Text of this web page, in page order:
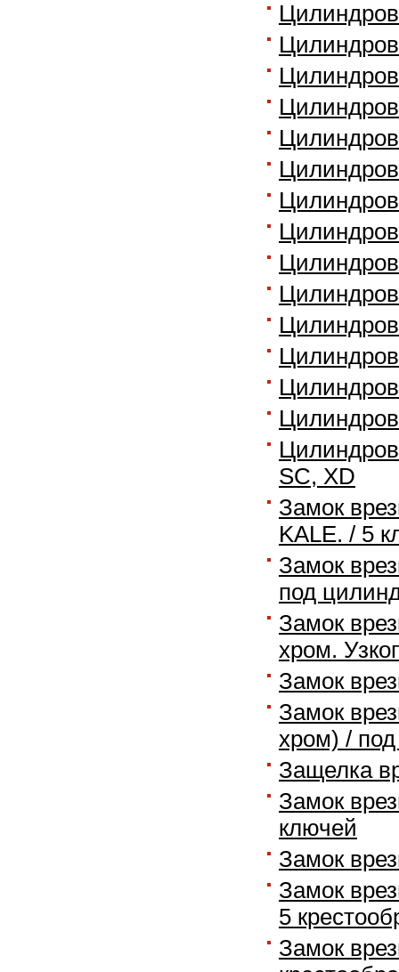
SC, XD
Замок
KALE. / 5
Замок
под
Замок
хром.
Замок
Замок
хром) /
Защелка
Замок
ключей
Замок
Замок
5
Замок